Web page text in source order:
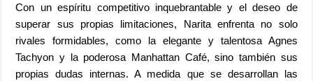
Con un espíritu competitivo inquebrantable y el deseo de
superar sus propias limitaciones, Narita enfrenta no solo
rivales formidables, como la elegante y talentosa Agnes
Tachyon y la poderosa Manhattan Café, sino también sus
propias dudas internas. A medida que se desarrollan las